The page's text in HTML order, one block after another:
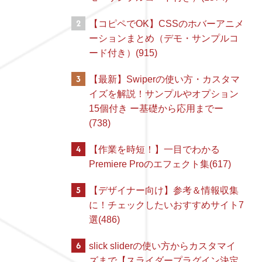
2
【コピペでOK】CSSのホバーアニメ
ーションまとめ（デモ・サンプルコ
ード付き）(915)
3
【最新】Swiperの使い方・カスタマ
イズを解説！サンプルやオプション
15個付き ー基礎から応用までー
(738)
4
【作業を時短！】一目でわかる
Premiere Proのエフェクト集(617)
5
【デザイナー向け】参考＆情報収集
に！チェックしたいおすすめサイト7
選(486)
6
slick sliderの使い方からカスタマイ